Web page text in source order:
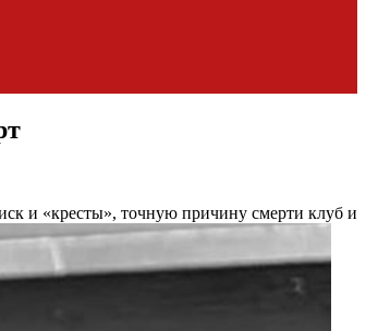
и «кресты», точную причину смерти клуб и